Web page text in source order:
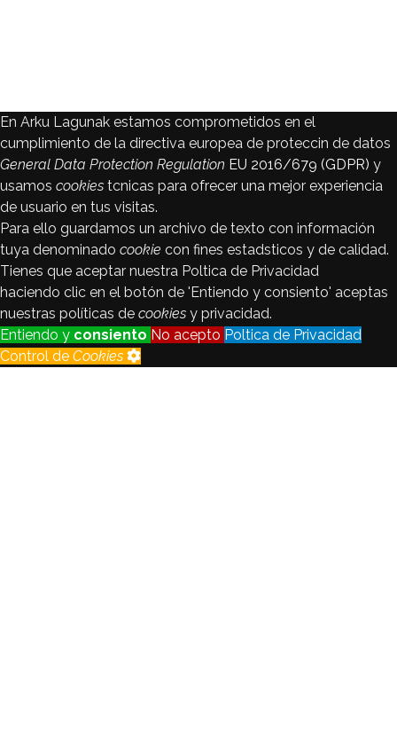
En Arku Lagunak estamos comprometidos en el
cumplimiento de la directiva europea de proteccin de datos
General Data Protection Regulation EU 2016/679 (GDPR) y
usamos cookies tcnicas para ofrecer una mejor experiencia
de usuario en tus visitas.
Para ello guardamos un archivo de texto con información
tuya denominado cookie con fines estadsticos y de calidad.
Tienes que aceptar nuestra Poltica de Privacidad
haciendo clic en el botón de 'Entiendo y consiento' aceptas
nuestras políticas de cookies y privacidad.
Entiendo y consiento No acepto Poltica de Privacidad
Control de Cookies